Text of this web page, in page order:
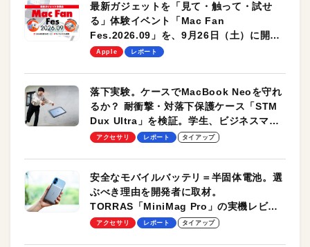
最新ガジェットを「見て・触って・試せ
る」体験イベント「Mac Fan
Fes.2026.09」を、9月26日（土）に開催
します！
Apple レポート
落下実験。ケースでMacBook Neoを守れ
るか？ 耐衝撃・対落下保護ケース「STM
Dux Ultra」を検証。学生、ビジネスマン
のモバイルユースに最適！
アクセサリ レポート タイアップ
安全なモバイルバッテリ＝半固体電池。選
ぶべき理由を開発者に取材。
TORRAS「MiniMag Pro」の実機レビュ
ーも
アクセサリ レポート タイアップ